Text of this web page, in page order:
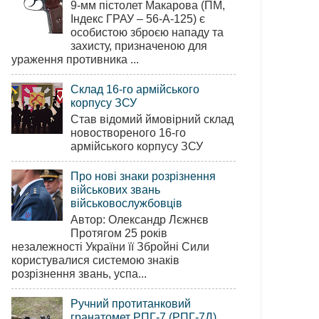
9-мм пістолет Макарова (ПМ,
Індекс ГРАУ – 56-А-125) є
особистою зброєю нападу та
захисту, призначеною для
ураження противника ...
Склад 16-го армійського
корпусу ЗСУ
Став відомий ймовірний склад
новоствореного 16-го
армійського корпусу ЗСУ
Про нові знаки розрізнення
військових звань
військовослужбовців
Автор: Олександр Лєжнєв
Протягом 25 років
незалежності України її Збройні Сили
користувалися системою знаків
розрізнення звань, успа...
Ручний протитанковий